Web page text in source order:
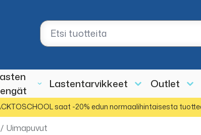
Lastentarvikkeet Outlet
saat -20% edun normaalihintaisesta
/ Uimapuvut